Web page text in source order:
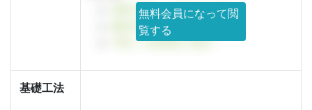
神奈川県 × 鉄骨造で探す
横浜市 × 鉄骨造で探す
中区 × 鉄骨造で探す
無料会員になって閲
覧する
基礎工法